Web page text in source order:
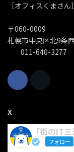
［オフィスくまさん］
〒060-0009
札幌市中央区北9条
011-640-3277
X
「街のIT三
フォロー